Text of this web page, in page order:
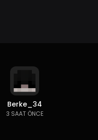
Berke_34
3 SAAT ÖNCE